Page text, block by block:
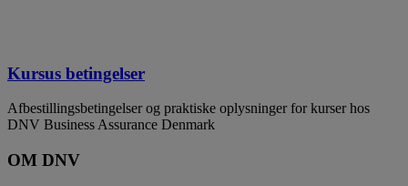
Kursus betingelser
Afbestillingsbetingelser og praktiske oplysninger for kurser hos
DNV Business Assurance Denmark
OM DNV